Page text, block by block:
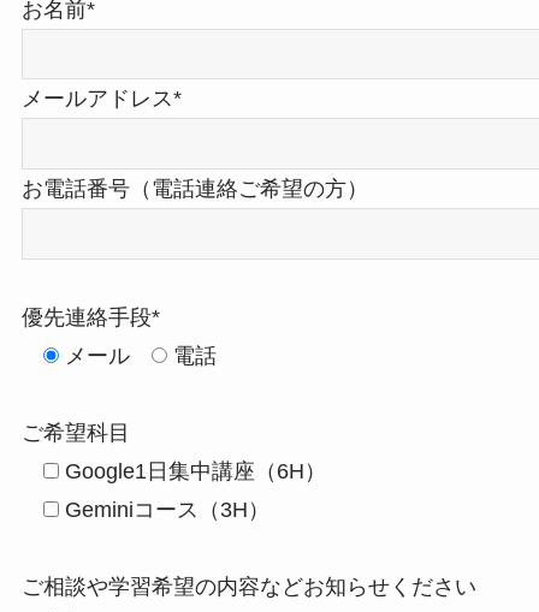
お名前*
メールアドレス*
お電話番号（電話連絡ご希望の方）
優先連絡手段*
メール
電話
ご希望科目
Google1日集中講座（6H）
Geminiコース（3H）
ご相談や学習希望の内容などお知らせください